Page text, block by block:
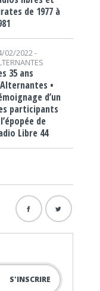
de 1977 à
02/2022 -
35 ans
•
d’un
participants
de
Libre 44